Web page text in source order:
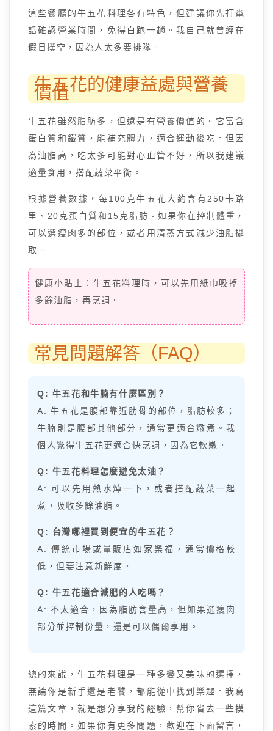
這些餐廳的牛五花料理各有特色，但建議你先打電
話確認營業時間，免得白跑一趟。我自己就曾經在
假日撲空，因為人太多要排隊。
牛五花的健康益處與營養
價值
牛五花雖然脂肪多，但還是有營養價值的。它富含
蛋白質和鐵質，能補充體力，適合運動後吃。但因
為油脂高，吃太多可能對心血管不好，所以我建議
適量食用，搭配蔬菜平衡。
根據營養數據，每100克牛五花大約含有250卡路
里、20克蛋白質和15克脂肪。如果你在控制體重，
可以選瘦肉多的部位，或者用清蒸方式減少油脂攝
取。
健康小貼士：牛五花料理時，可以先用紙巾吸掉
多餘油脂，再烹調。
常見問題解答（FAQ）
Q: 牛五花和牛腩有什麼區別？
A: 牛五花是腹部靠近肋骨的部位，脂肪較多；
牛腩則是腹部其他部分，通常更適合燉煮。我
個人覺得牛五花更適合快烹調，因為它軟嫩。
Q: 牛五花料理怎麼避免太油？
A: 可以先用熱水焯一下，或者搭配蔬菜一起
煮，吸收多餘油脂。
Q: 台灣哪裡買到便宜的牛五花？
A: 傳統市場或量販店如家樂福，通常價格較
低，但要注意新鮮度。
Q: 牛五花適合減肥的人吃嗎？
A: 不太適合，因為脂肪含量高，但如果選瘦肉
部分並控制份量，還是可以偶爾享用。
總的來說，牛五花料理是一種多變又美味的選擇，
無論你是新手還是老饕，都能從中找到樂趣。我寫
這篇文章，就是想分享我的經驗，幫你省去一些摸
索的時間。如果你有更多問題，歡迎在下面留言，